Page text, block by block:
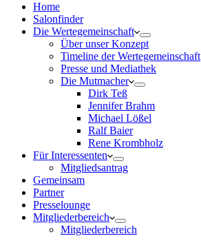
Home
Salonfinder
Die Wertegemeinschaft
Über unser Konzept
Timeline der Wertegemeinschaft
Presse und Mediathek
Die Mutmacher
Dirk Teß
Jennifer Brahm
Michael Lößel
Ralf Baier
Rene Krombholz
Für Interessenten
Mitgliedsantrag
Gemeinsam
Partner
Presselounge
Mitgliederbereich
Mitgliederbereich